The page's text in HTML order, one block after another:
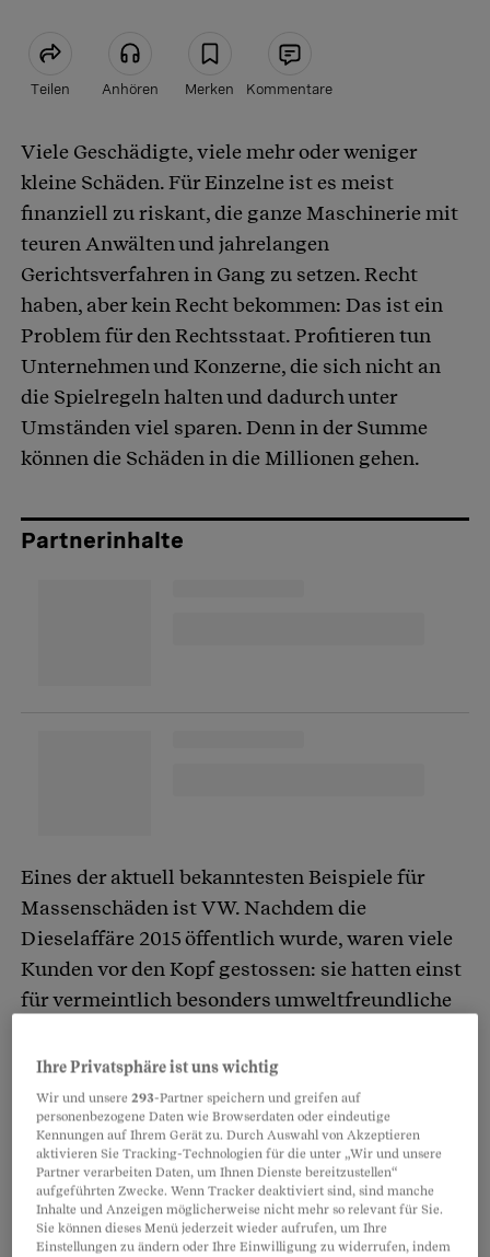
Teilen Anhören Merken Kommentare
Artikel teilen
Viele Geschädigte, viele mehr oder weniger
kleine Schäden. Für Einzelne ist es meist
finanziell zu riskant, die ganze Maschinerie mit
teuren Anwälten und jahrelangen
Gerichtsverfahren in Gang zu setzen. Recht
haben, aber kein Recht bekommen: Das ist ein
Problem für den Rechtsstaat. Profitieren tun
Unternehmen und Konzerne, die sich nicht an
die Spielregeln halten und dadurch unter
Umständen viel sparen. Denn in der Summe
können die Schäden in die Millionen gehen.
Partnerinhalte
Eines der aktuell bekanntesten Beispiele für
Massenschäden ist VW. Nachdem die
Dieselaffäre 2015 öffentlich wurde, waren viele
Kunden vor den Kopf gestossen: sie hatten einst
für vermeintlich besonders umweltfreundliche
waren auf einen Schlag viel weniger wert.
Inzwischen hat VW in den USA insgesamt für
Strafen und Entschädigungen mehr als 20
Milliarden Dollar zahlen müssen. In
Deutschland hat der Verbraucherzentrale
Bundesverband, eine
Ihre Privatsphäre ist uns wichtig
Wir und unsere293-Partner speichern und greifen auf
personenbezogene Daten wie Browserdaten oder eindeutige
Kennungen auf Ihrem Gerät zu. Durch Auswahl von Akzeptieren
aktivieren Sie Tracking-Technologien für die unter „Wir und unsere
Partner verarbeiten Daten, um Ihnen Dienste bereitzustellen“
aufgeführten Zwecke. Wenn Tracker deaktiviert sind, sind manche
Inhalte und Anzeigen möglicherweise nicht mehr so relevant für Sie.
Sie können dieses Menü jederzeit wieder aufrufen, um Ihre
Einstellungen zu ändern oder Ihre Einwilligung zu widerrufen, indem